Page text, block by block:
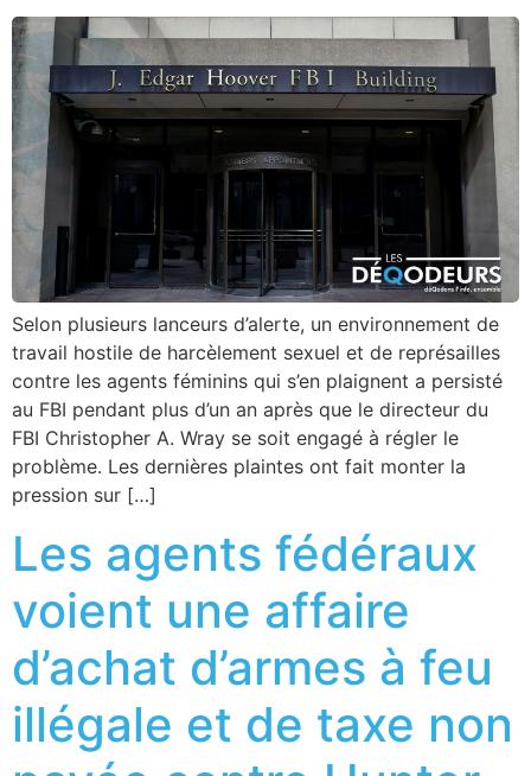
Selon plusieurs lanceurs d’alerte, un environnement de
travail hostile de harcèlement sexuel et de représailles
contre les agents féminins qui s’en plaignent a persisté
au FBI pendant plus d’un an après que le directeur du
FBI Christopher A. Wray se soit engagé à régler le
problème. Les dernières plaintes ont fait monter la
pression sur […]
Les agents fédéraux
voient une affaire
d’achat d’armes à feu
illégale et de taxe non